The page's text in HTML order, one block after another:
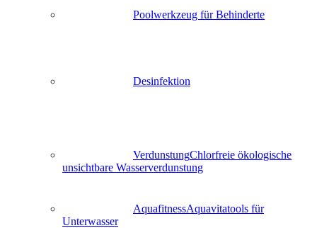
Poolwerkzeug für Behinderte
Desinfektion
VerdunstungChlorfreie ökologische
unsichtbare Wasserverdunstung
AquafitnessAquavitatools für
Unterwasser